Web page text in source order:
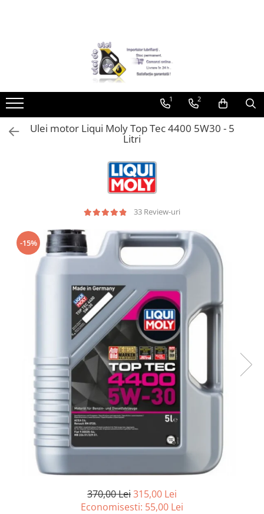
► Detailing si cosmetica
Curatare tapiterie auto
Curatare si intretinere piele
Plastice interioare
Polish auto
Jante si anvelope
Accesorii spalare si uscare
Intretinere motor
Curatare generala
Restaurare faruri
Spalare si detailing rapid
Decontaminare vopsea
Intretinere vopsea
Dressing exterior
Abrazive
Intretinere moto
Intretinere barci
Recipiente si pulverizatoare
Genti si accesorii
1 2
Ulei motor Liqui Moly Top Tec 4400 5W30 - 5
Litri
33 Review-uri
-15%
370,00 Lei315,00 Lei
Economisesti: 55,00 Lei